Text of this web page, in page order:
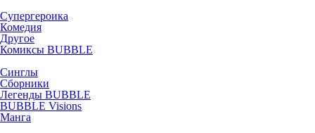
Супергероика
Комедия
Другое
Комиксы BUBBLE
Синглы
Сборники
Легенды BUBBLE
BUBBLE Visions
Манга